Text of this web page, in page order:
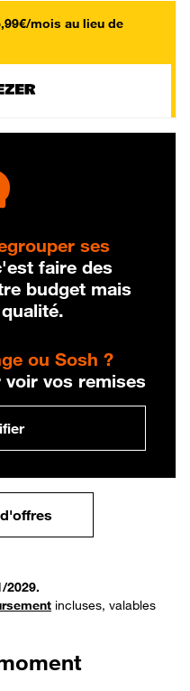
mois au lieu de
ses
faire des
budget mais
ou Sosh ?
vos remises
2029.
incluses, valables